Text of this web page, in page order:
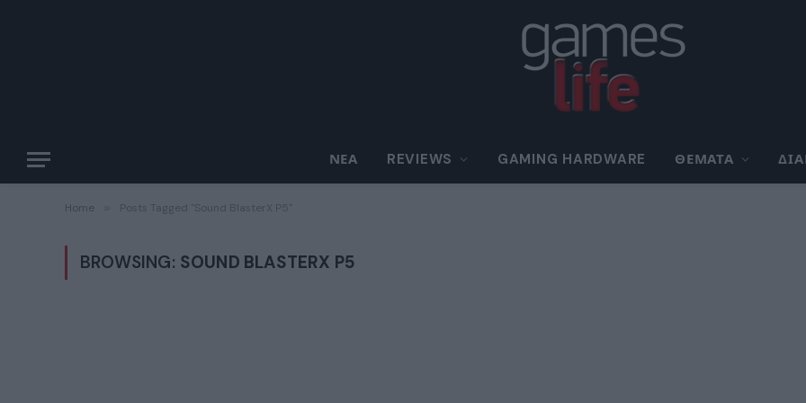
ΝΈΑ REVIEWS GAMING HARDWARE ΘΈΜΑΤΑ
Home Posts Tagged "Sound BlasterX P5"
BROWSING: SOUND BLASTERX P5